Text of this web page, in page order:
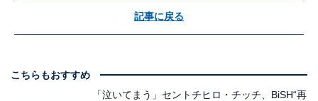
記事に戻る
こちらもおすすめ
「泣いてまう」セントチヒロ・チッチ、BiSH“再